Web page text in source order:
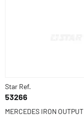
Star Ref.
53266
MERCEDES IRON OUTPUT